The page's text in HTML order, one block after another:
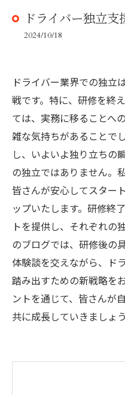
ドライバー独立支
2024/10/18
ドライバー業界での独立
戦です。特に、研修を終
ては、実務に移ることへ
雑な気持ちがあることで
し、いよいよ独り立ちの
の独立ではありません。
皆さんが安心してスター
ップいたします。研修終
トを提供し、それぞれの
のブログでは、研修後の
体験談を交えながら、ド
踏み出すための新戦略を
ントを通じて、皆さんが
共に成長していきましょう